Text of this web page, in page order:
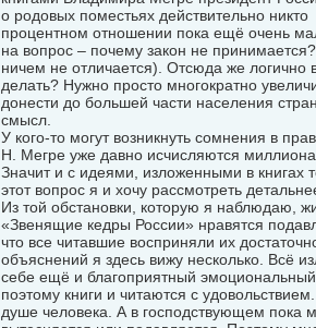
о родовых поместьях действительно
процентном отношении пока ещё очень
на вопрос – почему закон не
ничем не отличается). Отсюда же логично
делать? Нужно просто многократно
донести до большей части населения
смысл.
У кого-то могут возникнуть сомнения в
Н. Мегре уже давно исчисляются
Значит и с идеями, изложенными в
этот вопрос я и хочу рассмотреть
Из той обстановки, которую я наблюдаю,
«Звенящие кедры России» нравятся
что все читавшие восприняли их
объяснений я здесь вижу несколько. Всё
себе ещё и благоприятный
поэтому книги и читаются с
душе человека. А в господствующем пока